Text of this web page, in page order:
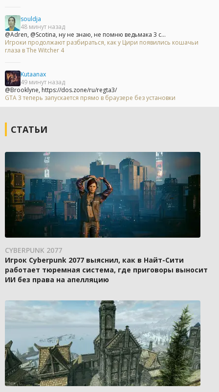
souldja
48 минут назад
@Adren, @Scotina, ну не знаю, не помню ведьмака 3 с...
Игроки продолжают разбираться, как у Цири появились кошачьи
глаза в The Witcher 4
Kutaanax
49 минут назад
@Brooklyne, https://dos.zone/ru/regta3/
GTA 3 теперь запускается прямо в браузере без установки
СТАТЬИ
CYBERPUNK 2077
Игрок Cyberpunk 2077 выяснил, как в Найт-Сити
работает тюремная система, где приговоры выносит
ИИ без права на апелляцию